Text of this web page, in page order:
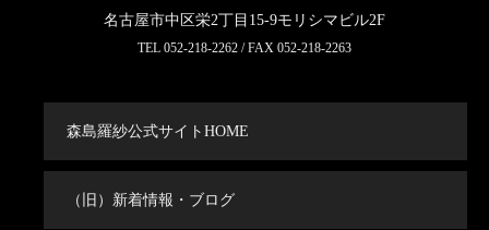
名古屋市中区栄2丁目15-9モリシマビル2F
TEL 052-218-2262 / FAX 052-218-2263
森島羅紗公式サイトHOME
（旧）新着情報・ブログ